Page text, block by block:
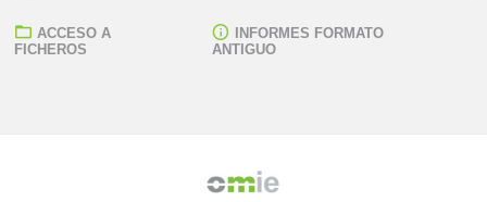
ACCESO A
FICHEROS
INFORMES FORMATO
ANTIGUO